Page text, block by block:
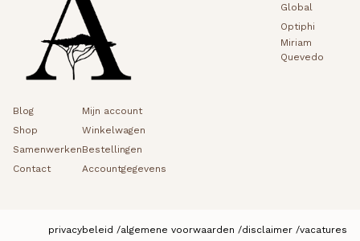
Global
Optiphi
Miriam
Quevedo
Blog
Shop
Samenwerken
Contact
Mijn account
Winkelwagen
Bestellingen
Accountgegevens
privacybeleid algemene voorwaarden disclaimer vacatures